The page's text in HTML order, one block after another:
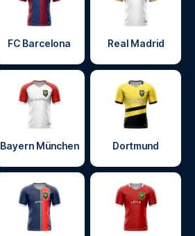
FC Barcelona Real Madrid
Bayern München Dortmund